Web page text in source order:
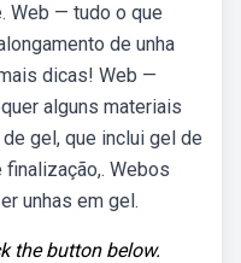
Web — tudo o que
de unha
dicas! Web —
alguns materiais
gel, que inclui gel de
Webos
unhas em gel.
the button below.